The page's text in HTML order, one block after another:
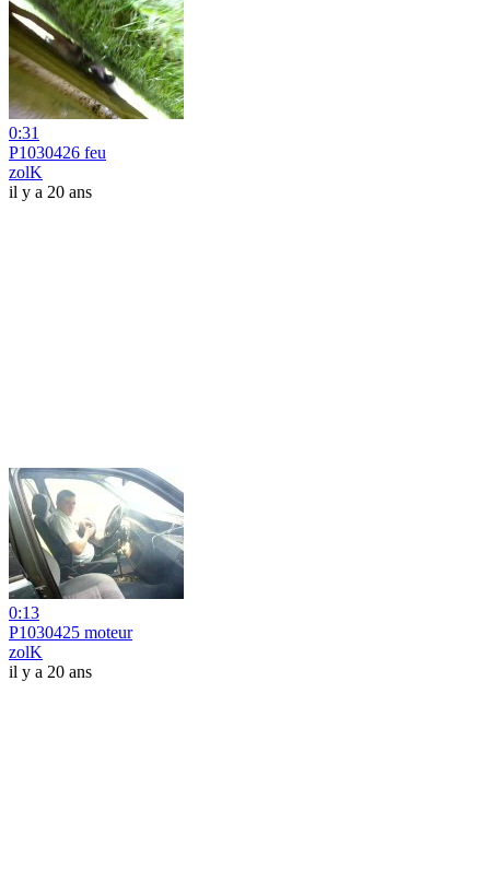
0:31
P1030426 feu
zolK
il y a 20 ans
0:13
P1030425 moteur
zolK
il y a 20 ans